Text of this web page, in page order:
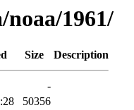
1961/
Size Description
-
50356